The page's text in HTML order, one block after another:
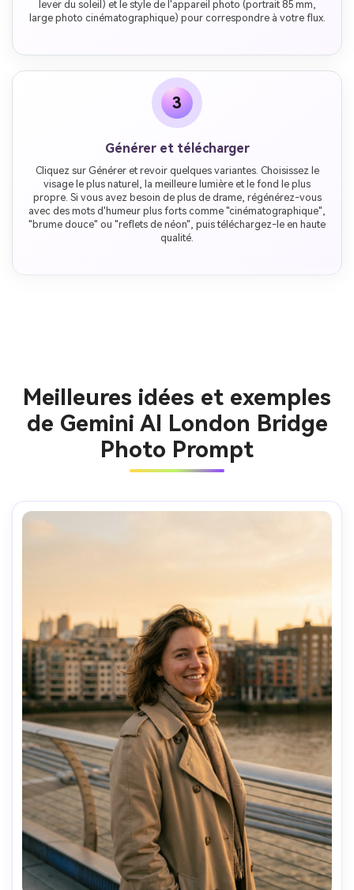
lever du soleil) et le style de l'appareil photo (portrait 85 mm,
large photo cinématographique) pour correspondre à votre flux.
3
Générer et télécharger
Cliquez sur Générer et revoir quelques variantes. Choisissez le
visage le plus naturel, la meilleure lumière et le fond le plus
propre. Si vous avez besoin de plus de drame, régénérez-vous
avec des mots d'humeur plus forts comme "cinématographique",
"brume douce" ou "reflets de néon", puis téléchargez-le en haute
qualité.
Meilleures idées et exemples
de Gemini AI London Bridge
Photo Prompt